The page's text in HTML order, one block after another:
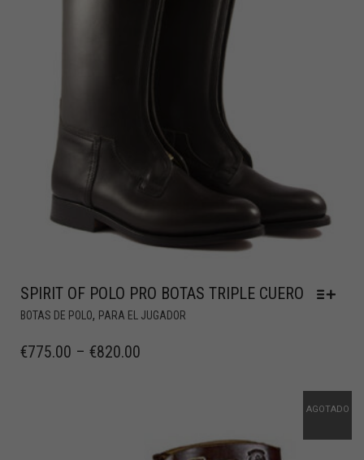
SPIRIT OF POLO PRO BOTAS TRIPLE CUERO
BOTAS DE POLO, PARA EL JUGADOR
€775.00 – €820.00
AGOTADO